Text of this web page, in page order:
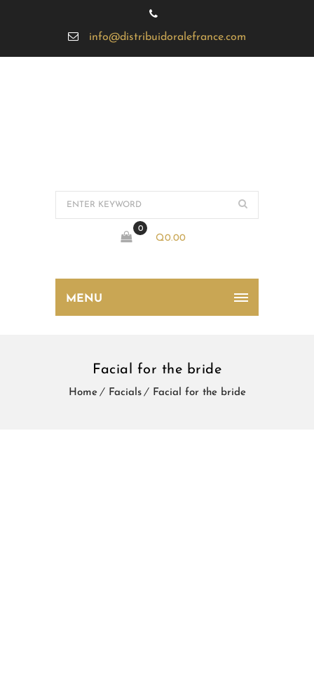
info@distribuidoralefrance.com
0
Q0.00
MENU
Facial for the bride
Home Facials Facial for the bride